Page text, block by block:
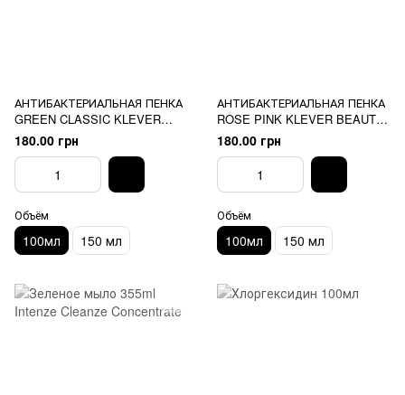
АНТИБАКТЕРИАЛЬНАЯ ПЕНКА
GREEN CLASSIC KLEVER
BEAUTY 100мл
180.00 грн
Объём
100мл 150 мл
АНТИБАКТЕРИАЛЬНАЯ ПЕНКА
ROSE PINK KLEVER BEAUTY
100мл
180.00 грн
Объём
100мл 150 мл